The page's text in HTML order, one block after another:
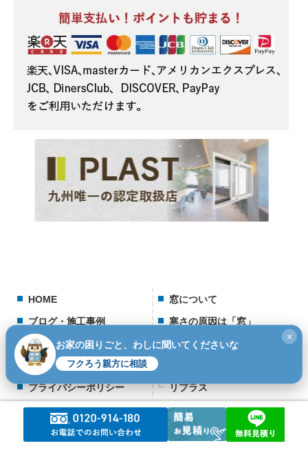
HOME
ブログ・施工事例
会社情報
スタッフ紹介
プライバシーポリシー
お問い合わせ
LINEカンタン見積り
窓について
寒さの原因は「窓」
窓枠＋ガラス交換
リプラス
ガラスのみ交換
スペーシア
お家の困りごと、わしに聞いてくださいな
フクろう親方に相談
×